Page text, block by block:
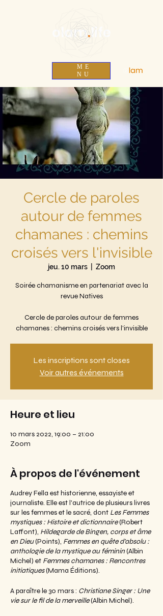
ME
NU
olam.life
Cercle de paroles
autour de femmes
chamanes : chemins
croisés vers l'invisible
jeu. 10 mars Zoom
Soirée chamanisme en partenariat avec la
revue Natives
Cercle de paroles autour de femmes
chamanes : chemins croisés vers l'invisible
Les inscriptions sont closes
Voir autres événements
Heure et lieu
10 mars 2022, 19:00 – 21:00
Zoom
À propos de l'événement
Audrey Fella est historienne, essayiste et
journaliste. Elle est l'autrice de plusieurs livres
sur les femmes et le sacré, dont Les Femmes
mystiques : Histoire et dictionnaire(Robert
Laffont), Hildegarde de Bingen, corps et âme
en Dieu(Points), Femmes en quête d'absolu :
anthologie de la mystique au féminin(Albin
Michel) et Femmes chamanes : Rencontres
initiatiques(Mama Éditions).
A paraître le 30 mars : Christiane Singer : Une
vie sur le fil de la merveille(Albin Michel).